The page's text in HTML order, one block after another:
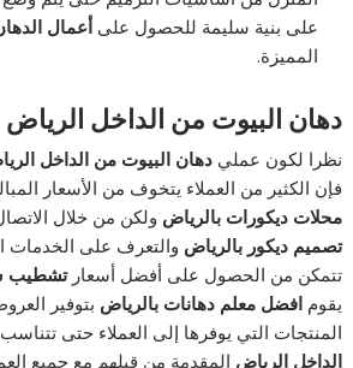
على بنية سليمة للحصول علىأعمال
المميزة.
دهان البيوت من الداخل الرياض
نظرا لكون عمليدهان البيوت من الداخل
فإن الكثير من العملاء يتخوف من الأسعار
محلات ديكورات بالرياض ولكن من خلال
تصميم ديكور بالرياض والتعرف على الخدمات
تتمكن من الحصول على أفضل أسعارتشطيب
يقومافضل معلم دهانات بالرياض بتوفير
المنتجات التي يوفرها إلى العملاء حتى
الداخل الرياض المقدمة من قبلهم مع جميع